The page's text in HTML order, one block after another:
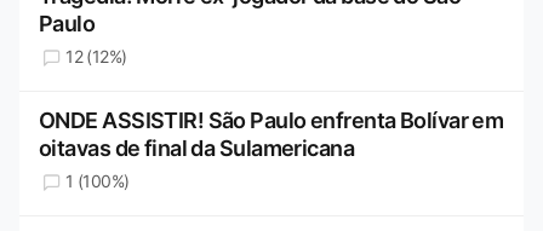
Paulo
12 (12%)
ONDE ASSISTIR! São Paulo enfrenta Bolívar em
oitavas de final da Sulamericana
1 (100%)